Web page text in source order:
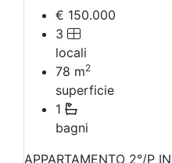
€ 150.000
3
locali
78 m2
superficie
1
bagni
APPARTAMENTO 2°/P